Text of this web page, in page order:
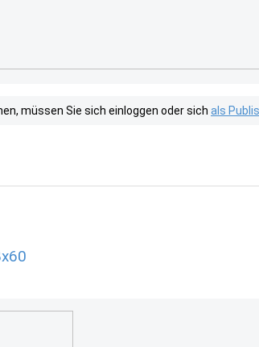
müssen Sie sich einloggen oder sich als